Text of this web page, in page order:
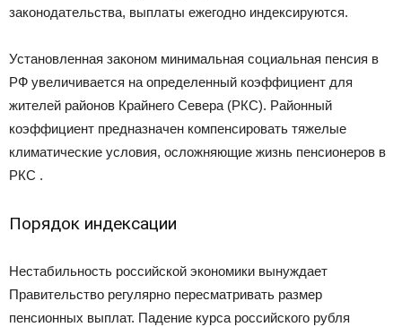
законодательства, выплаты ежегодно индексируются.
Установленная законом минимальная социальная пенсия в
РФ увеличивается на определенный коэффициент для
жителей районов Крайнего Севера (РКС). Районный
коэффициент предназначен компенсировать тяжелые
климатические условия, осложняющие жизнь пенсионеров в
РКС .
Порядок индексации
Нестабильность российской экономики вынуждает
Правительство регулярно пересматривать размер
пенсионных выплат. Падение курса российского рубля